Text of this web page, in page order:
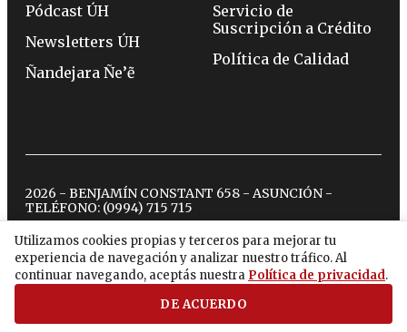
Utilizamos cookies propias y terceros para mejorar tu
experiencia de navegación y analizar nuestro tráfico. Al
continuar navegando, aceptás nuestra Política de privacidad.
DE ACUERDO
Pódcast ÚH
Newsletters ÚH
Ñandejara Ñe’ẽ
Servicio de
Suscripción a Crédito
Política de Calidad
2026 - BENJAMÍN CONSTANT 658 - ASUNCIÓN -
TELÉFONO: (0994) 715 715
twitterinstagram
facebook
tiktokyoutubespotify